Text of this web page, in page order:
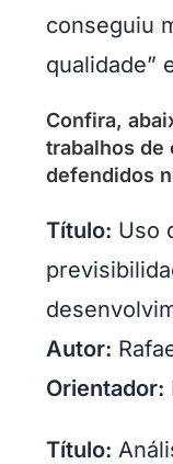
conseguiu
qualidade”
Confira,
trabalhos de
defendidos
Título: Uso
Autor:
Orientador:
Título: